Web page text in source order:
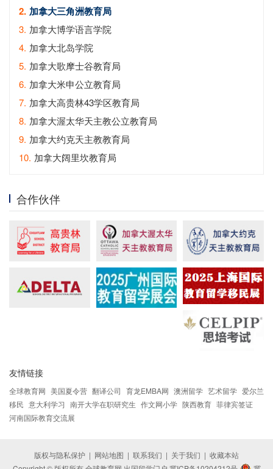
2. 加拿大三角洲教育局
3. 加拿大博学语言学院
4. 加拿大北岛学院
5. 加拿大歌摩士谷教育局
6. 加拿大米申公立教育局
7. 加拿大高贵林43学区教育局
8. 加拿大渥太华天主教公立教育局
9. 加拿大约克天主教教育局
10. 加拿大阔里坎教育局
合作伙伴
友情链接
全球教育网 美国夏令营 翻译公司 育龙EMBA网 澳洲留学 艺术留学 爱尔兰
移民 意大利学习 南开大学在职研究生 作文网小学 陕西教育 菲律宾签证
河南国际教育交流展
版权与隐私保护 | 网站地图 | 联系我们 | 关于我们 | 收藏本站